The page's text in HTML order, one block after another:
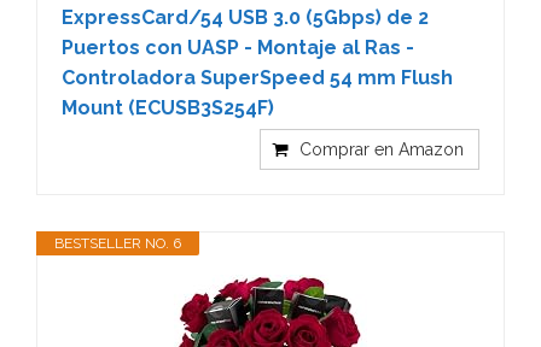
ExpressCard/54 USB 3.0 (5Gbps) de 2
Puertos con UASP - Montaje al Ras -
Controladora SuperSpeed 54 mm Flush
Mount (ECUSB3S254F)
Comprar en Amazon
BESTSELLER NO. 6